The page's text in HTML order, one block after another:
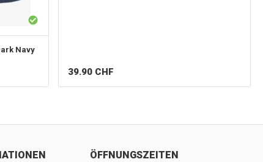
Navy
39.90 CHF
ÖFFNUNGSZEITEN